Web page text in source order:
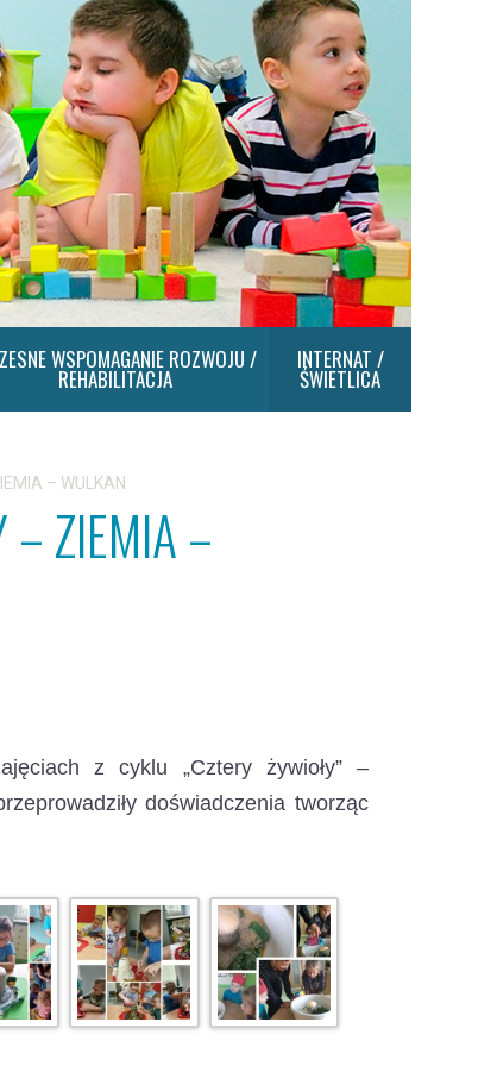
WSPOMAGANIE ROZWOJU /
REHABILITACJA
INTERNAT /
ŚWIETLICA
– WULKAN
– ZIEMIA –
z cyklu „Cztery żywioły” –
doświadczenia tworząc